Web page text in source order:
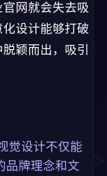
网就会失去吸
设计能够打破
颖而出，吸引
觉设计不仅能
品牌理念和文